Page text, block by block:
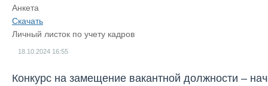
Анкета
Скачать
Личный листок по учету кадров
18.10.2024 16:55
Конкурс на замещение вакантной должности –